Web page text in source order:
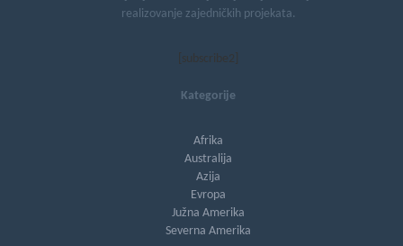
realizovanje zajedničkih projekata.
[subscribe2]
Kategorije
Afrika
Australija
Azija
Evropa
Južna Amerika
Severna Amerika